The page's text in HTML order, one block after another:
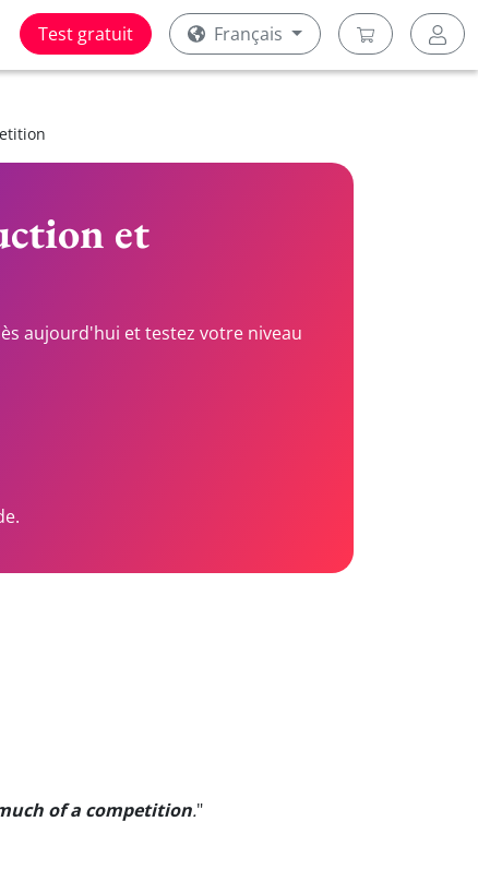
Test gratuit Français
et
aujourd'hui et testez votre niveau
of a competition."